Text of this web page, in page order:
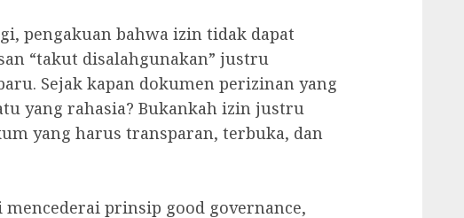
pengakuan bahwa izin tidak dapat
“takut disalahgunakan” justru
Sejak kapan dokumen perizinan yang
yang rahasia? Bukankah izin justru
yang harus transparan, terbuka, dan
prinsip good governance,